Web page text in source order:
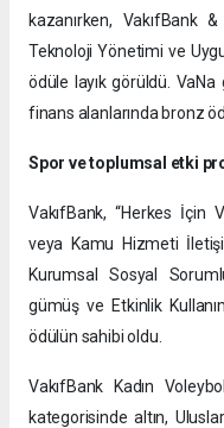
kazanırken, VakıfBank
Teknoloji Yönetimi ve
ödüle layık görüldü.
finans alanlarında bronz
Spor ve toplumsal etki
VakıfBank, “Herkes İçin
veya Kamu Hizmeti
Kurumsal Sosyal
gümüş ve Etkinlik
ödülün sahibi oldu.
VakıfBank Kadın
kategorisinde altın,